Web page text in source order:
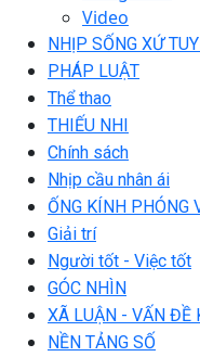
Video
NHỊP SỐNG XỨ
PHÁP LUẬT
Thể thao
THIẾU NHI
Chính sách
Nhịp cầu nhân ái
ỐNG KÍNH PHÓNG
Giải trí
Người tốt - Việc tốt
GÓC NHÌN
XÃ LUẬN - VẤN ĐỀ
NỀN TẢNG SỐ